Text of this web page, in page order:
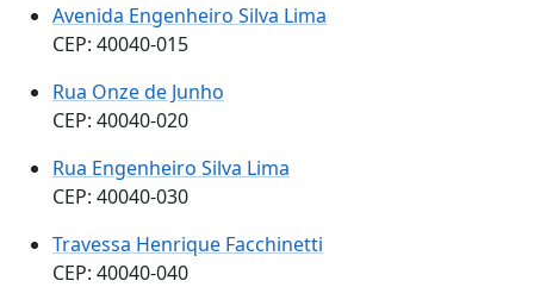
Avenida Engenheiro Silva Lima
CEP: 40040-015
Rua Onze de Junho
CEP: 40040-020
Rua Engenheiro Silva Lima
CEP: 40040-030
Travessa Henrique Facchinetti
CEP: 40040-040